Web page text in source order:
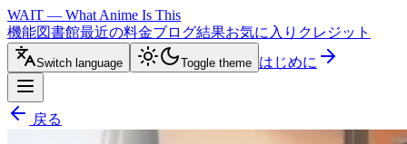
WAIT — What Anime Is This
機能図書館最近の料金ブログ結果お気に入り クレジット
Switch language Toggle theme はじめに
戻る